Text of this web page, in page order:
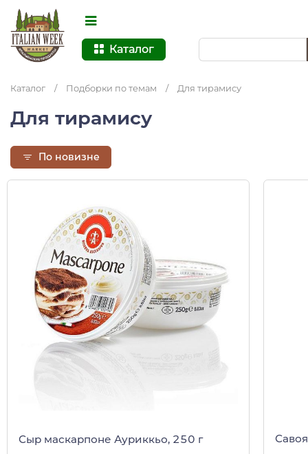
Каталог
Каталог / Подборки по темам / Для тирамису
Для тирамису
По новизне
Сыр маскарпоне Ауриккьо, 250 г